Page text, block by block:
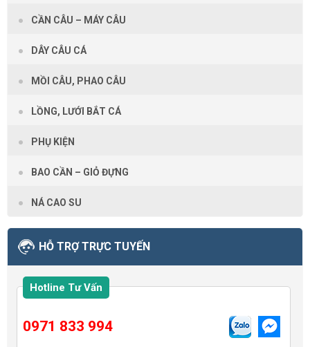
CẦN CÂU – MÁY CÂU
DÂY CÂU CÁ
MỒI CÂU, PHAO CÂU
LỒNG, LƯỚI BẮT CÁ
PHỤ KIỆN
BAO CẦN – GIỎ ĐỰNG
NÁ CAO SU
HỖ TRỢ TRỰC TUYẾN
Hotline Tư Vấn
0971 833 994